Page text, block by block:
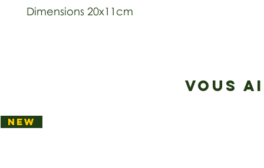
Dimensions 20x11cm
VOUS
NEW